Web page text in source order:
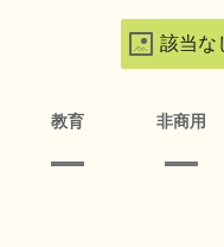
該当な
教育 非商用